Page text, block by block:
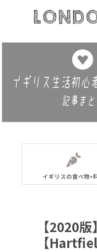
イギリスの食べ物•
【2020
【